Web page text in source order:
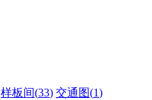
样板间(33) 交通图(1)